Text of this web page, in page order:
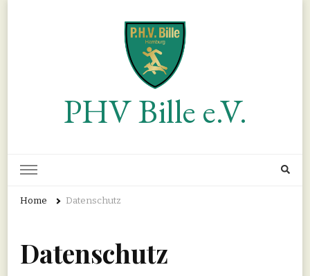
PHV Bille e.V.
Home Datenschutz
Datenschutz